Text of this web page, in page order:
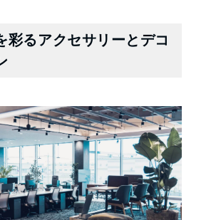
彩るアクセサリーとデコ